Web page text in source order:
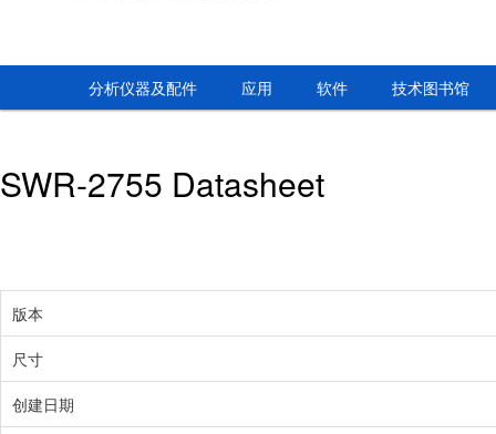
分析仪器及配件 应用 软件 技术图书馆
SWR-2755 Datasheet
版本
尺寸
创建日期